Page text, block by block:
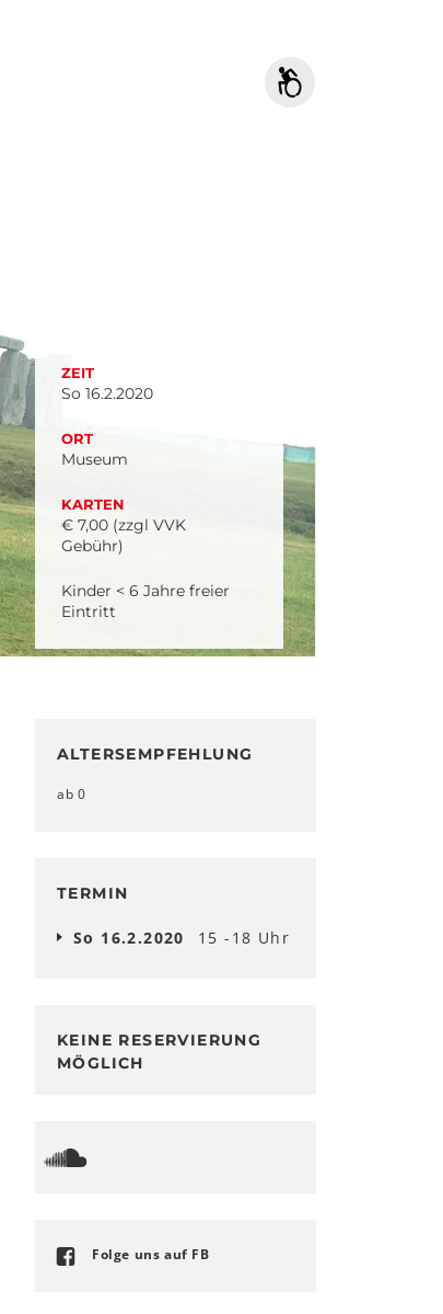
ZEIT
So 16.2.2020
ORT
Museum
KARTEN
€ 7,00 (zzgl VVK
Gebühr)
Kinder < 6 Jahre freier
Eintritt
ALTERSEMPFEHLUNG
ab 0
TERMIN
So 16.2.2020 15 -18 Uhr
KEINE RESERVIERUNG
MÖGLICH
Folge uns auf FB